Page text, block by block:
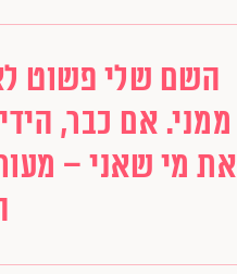
השם שלי פשוט
ממני. אם כבר,
את מי שאני –